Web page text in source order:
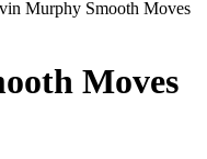
Murphy Smooth Moves
Moves